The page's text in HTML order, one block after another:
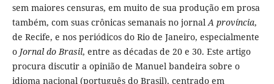
sem maiores censuras, em muito de sua produção em prosa
também, com suas crônicas semanais no jornalA província,
de Recife, e nos periódicos do Rio de Janeiro, especialmente
o Jornal do Brasil, entre as décadas de 20 e 30. Este artigo
procura discutir a opinião de Manuel bandeira sobre o
idioma nacional (português do Brasil), centrado em